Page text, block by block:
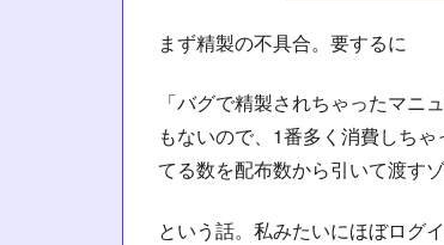
まず精製の不具合。要するに
「バグで精製されちゃったマニ
もないので、1番多く消費しち
てる数を配布数から引いて渡すゾ
という話。私みたいにほぼログ